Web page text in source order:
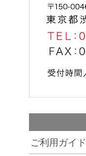
ご利用ガイド